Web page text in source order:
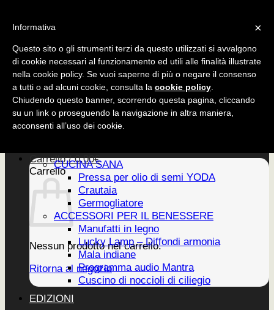
ACCESSORI
CUCINA SANA
ACCESSORI
EDIZIONI
Carrello /0,00€
Carrello
Nessun prodotto nel carrello.
Ritorna al negozio
Home
CUCINA SANA
Pressa per olio di semi YODA
Crautaia
Germogliatore
ACCESSORI PER IL BENESSERE
Manufatti in legno
Lucky Lamp – Diffondi armonia
Mala indiane
Programma audio Mantra
Cuscino di noccioli di ciliegio
EDIZIONI
×
Informativa
Questo sito o gli strumenti terzi da questo utilizzati si avvalgono
di cookie necessari al funzionamento ed utili alle finalità illustrate
nella cookie policy. Se vuoi saperne di più o negare il consenso
a tutti o ad alcuni cookie, consulta la cookie policy
Chiudendo questo banner, scorrendo questa pagina, cliccando
su un link o proseguendo la navigazione in altra maniera,
acconsenti all’uso dei cookie.